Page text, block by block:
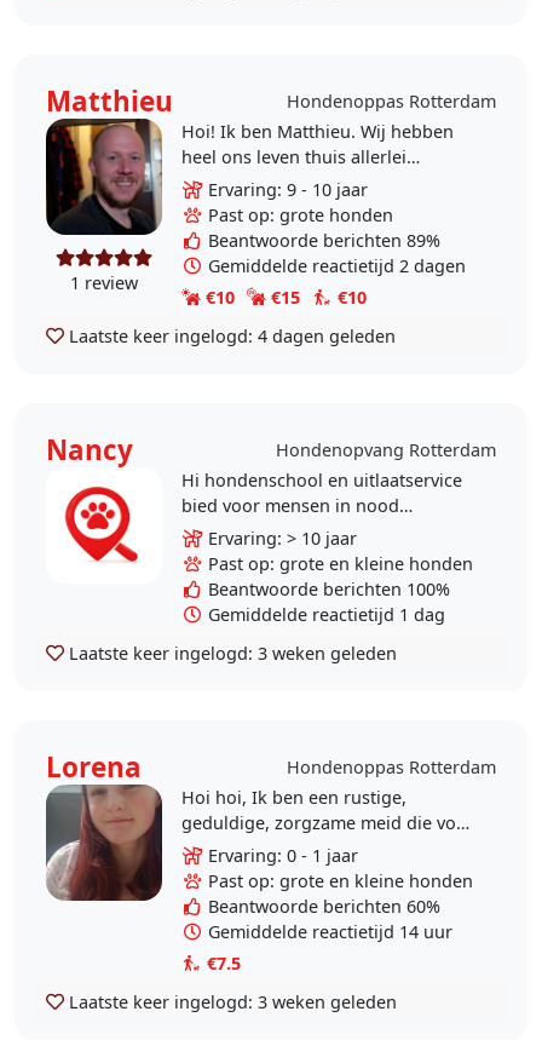
Matthieu Hondenoppas Rotterdam
1 review
Hoi! Ik ben Matthieu. Wij hebben
heel ons leven thuis allerlei
huisdieren gehad waarvoor ik
zorgde. Ik heb overdag een drukke
baan en vind het..
Ervaring: 9 - 10 jaar
Past op: grote honden
Beantwoorde berichten 89%
Gemiddelde reactietijd 2 dagen
€10
€15
€10
Laatste keer ingelogd: 4 dagen geleden
Nancy
Hondenopvang Rotterdam
Hi hondenschool en uitlaatservice
bied voor mensen in nood
(aantoonbaar noodsituatie ) gratis
dag opvang of uitlaatservice aan op
afgesloten veld ook..
Ervaring: > 10 jaar
Past op: grote en kleine honden
Beantwoorde berichten 100%
Gemiddelde reactietijd 1 dag
Laatste keer ingelogd: 3 weken geleden
Lorena
Hondenoppas Rotterdam
Hoi hoi, Ik ben een rustige,
geduldige, zorgzame meid die voor
de zomervakantie een bijbaantje
zoekt als hondenoppas. Zelf heb ik
bij een..
Ervaring: 0 - 1 jaar
Past op: grote en kleine honden
Beantwoorde berichten 60%
Gemiddelde reactietijd 14 uur
€7.5
Laatste keer ingelogd: 3 weken geleden